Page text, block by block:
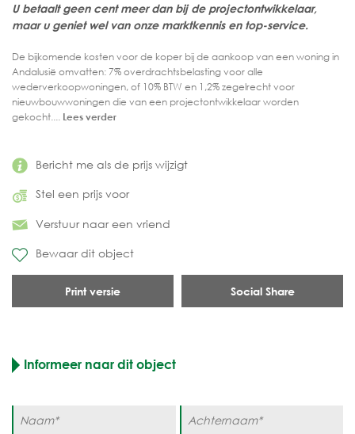
Bericht me als de prijs wijzigt
Stel een prijs voor
Verstuur naar een vriend
Bewaar dit object
Print versie Social Share
U betaalt geen cent meer dan bij de projectontwikkelaar,
maar u geniet wel van onze marktkennis en top-service.
De bijkomende kosten voor de koper bij de aankoop van een woning in
Andalusië omvatten: 7% overdrachtsbelasting voor alle
wederverkoopwoningen, of 10% BTW en 1,2% zegelrecht voor
nieuwbouwwoningen die van een projectontwikkelaar worden
gekocht.... Lees verder
Informeer naar dit object